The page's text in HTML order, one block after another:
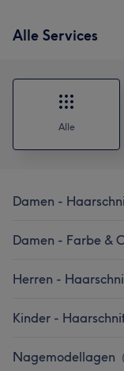
Alle Services
Alle
Damen -
Damen - Farbe &
Herren -
Kinder -
Nagemodellagen